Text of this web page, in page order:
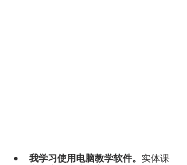
我学习使用电脑教学软件。 实体课